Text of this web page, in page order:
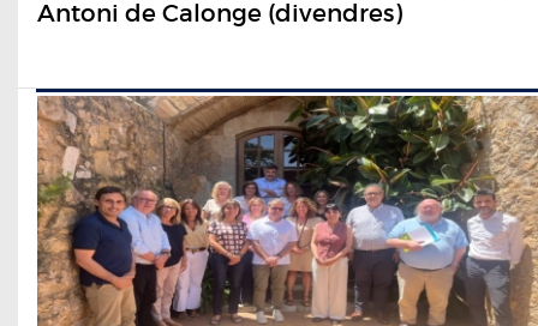
Antoni de Calonge (divendres)